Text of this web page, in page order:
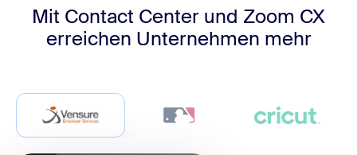
Mit Contact Center und Zoom CX
erreichen Unternehmen mehr